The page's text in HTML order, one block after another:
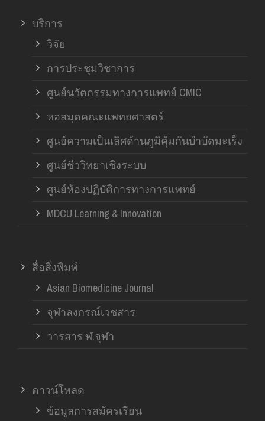
บริการ
วิจัย
การประชุมวิชาการ
ศูนย์นวัตกรรมทางการแพทย์ CMIC
หอสมุดคณะแพทยศาสตร์
ศูนย์ความเป็นเลิศด้านภูมิคุ้มกันบำบัดมะเร็ง
ศูนย์ชีววิทยาเชิงระบบ
ศูนย์ห้องปฏิบัติการทางการแพทย์
MDCU Learning & Innovation
สื่อสิ่งพิมพ์
Asian Biomedicine Journal
จุฬาลงกรณ์เวชสาร
วารสาร ฬ.จุฬา
ดาวน์โหลด
ข้อมูลการสมัครเรียน